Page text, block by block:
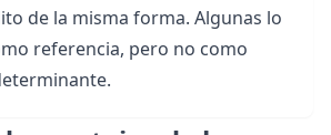
de la misma forma. Algunas lo
referencia, pero no como